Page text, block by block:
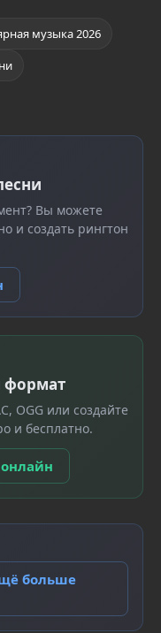
музыка 2026
Вы можете
и создать рингтон
формат
OGG или создайте
и бесплатно.
больше